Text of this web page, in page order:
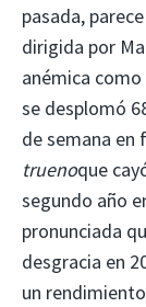
pasada,
dirigida por
anémica como
se desplomó
de semana en
truenoque
segundo año
pronunciada
desgracia en
un